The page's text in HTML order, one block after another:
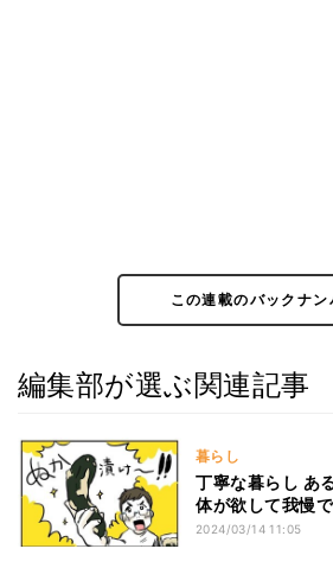
この連載のバックナン
編集部が選ぶ関連記事
暮らし
丁寧な暮らし あ
体が欲して我慢
2024/03/14 11:05